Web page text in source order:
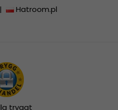
| Hatroom.pl
tryggt